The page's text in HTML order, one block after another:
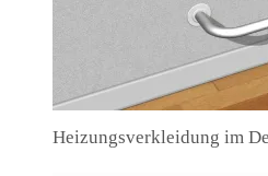
Heizungsverkleidung im